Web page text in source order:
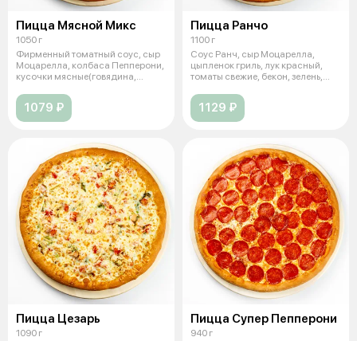
Пицца Мясной Микс
1050 г
Фирменный томатный соус, сыр
Моцарелла, колбаса Пепперони,
кусочки мясные(говядина,
1079 ₽
Пицца Ранчо
1100 г
Соус Ранч, сыр Моцарелла,
цыпленок гриль, лук красный,
томаты свежие, бекон, зелень,
1129 ₽
Пицца Цезарь
1090 г
Пицца Супер Пепперони
940 г